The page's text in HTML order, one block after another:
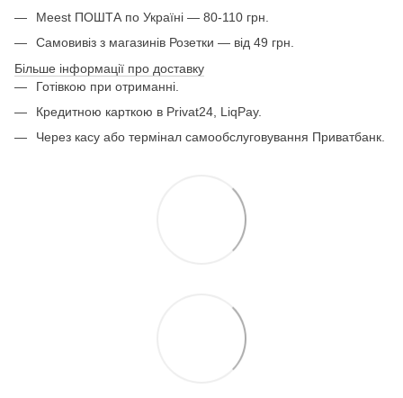
Meest ПОШТА по Україні — 80-110 грн.
Самовивіз з магазинів Розетки — від 49 грн.
Більше інформації про доставку
Готівкою при отриманні.
Кредитною карткою в Privat24, LiqPay.
Через касу або термінал самообслуговування Приватбанк.